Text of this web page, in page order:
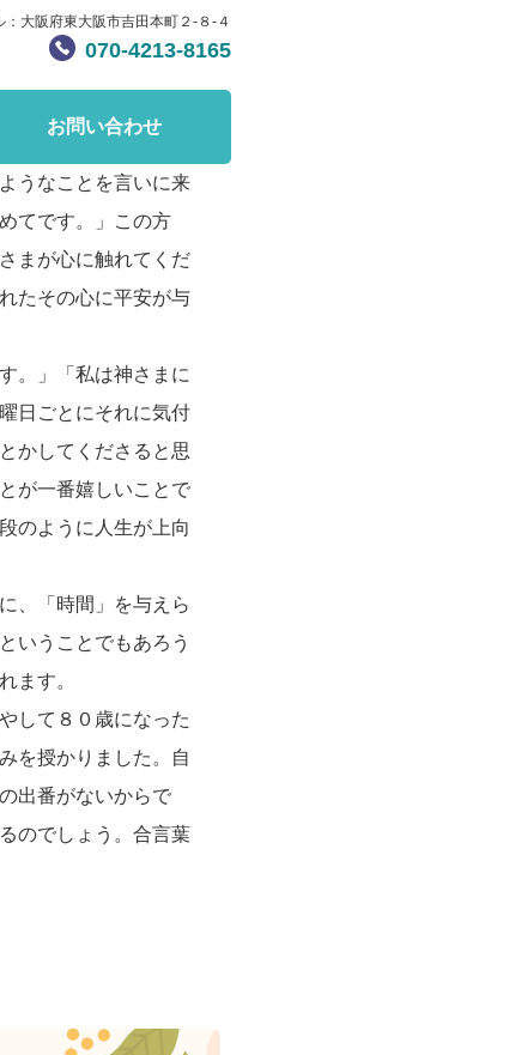
：大阪府東大阪市吉田本町２-８-４
070-4213-8165
お問い合わせ
うなことを言いに来
てです。」この方
まが心に触れてくだ
たその心に平安が与
。」「私は神さまに
日ごとにそれに気付
かしてくださると思
が一番嬉しいことで
のように人生が上向
、「時間」を与えら
いうことでもあろう
ます。
して８０歳になった
を授かりました。自
出番がないからで
のでしょう。合言葉